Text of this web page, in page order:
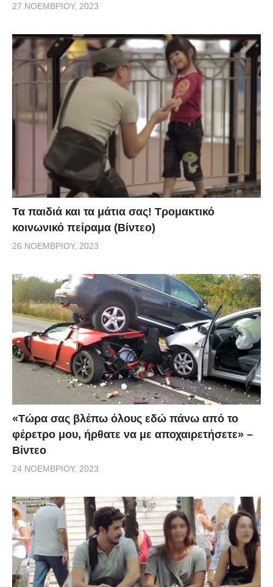
27 ΝΟΕΜΒΡΊΟΥ, 2023
Τα παιδιά και τα μάτια σας! Τρομακτικό
κοινωνικό πείραμα (Βίντεο)
26 ΝΟΕΜΒΡΊΟΥ, 2023
«Τώρα σας βλέπω όλους εδώ πάνω από το
φέρετρο μου, ήρθατε να με αποχαιρετήσετε» –
Βίντεο
24 ΝΟΕΜΒΡΊΟΥ, 2023